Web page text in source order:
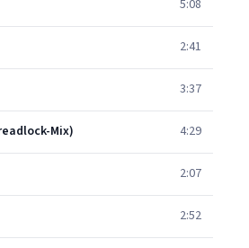
5:08
2:41
3:37
Mix) 4:29
2:07
2:52